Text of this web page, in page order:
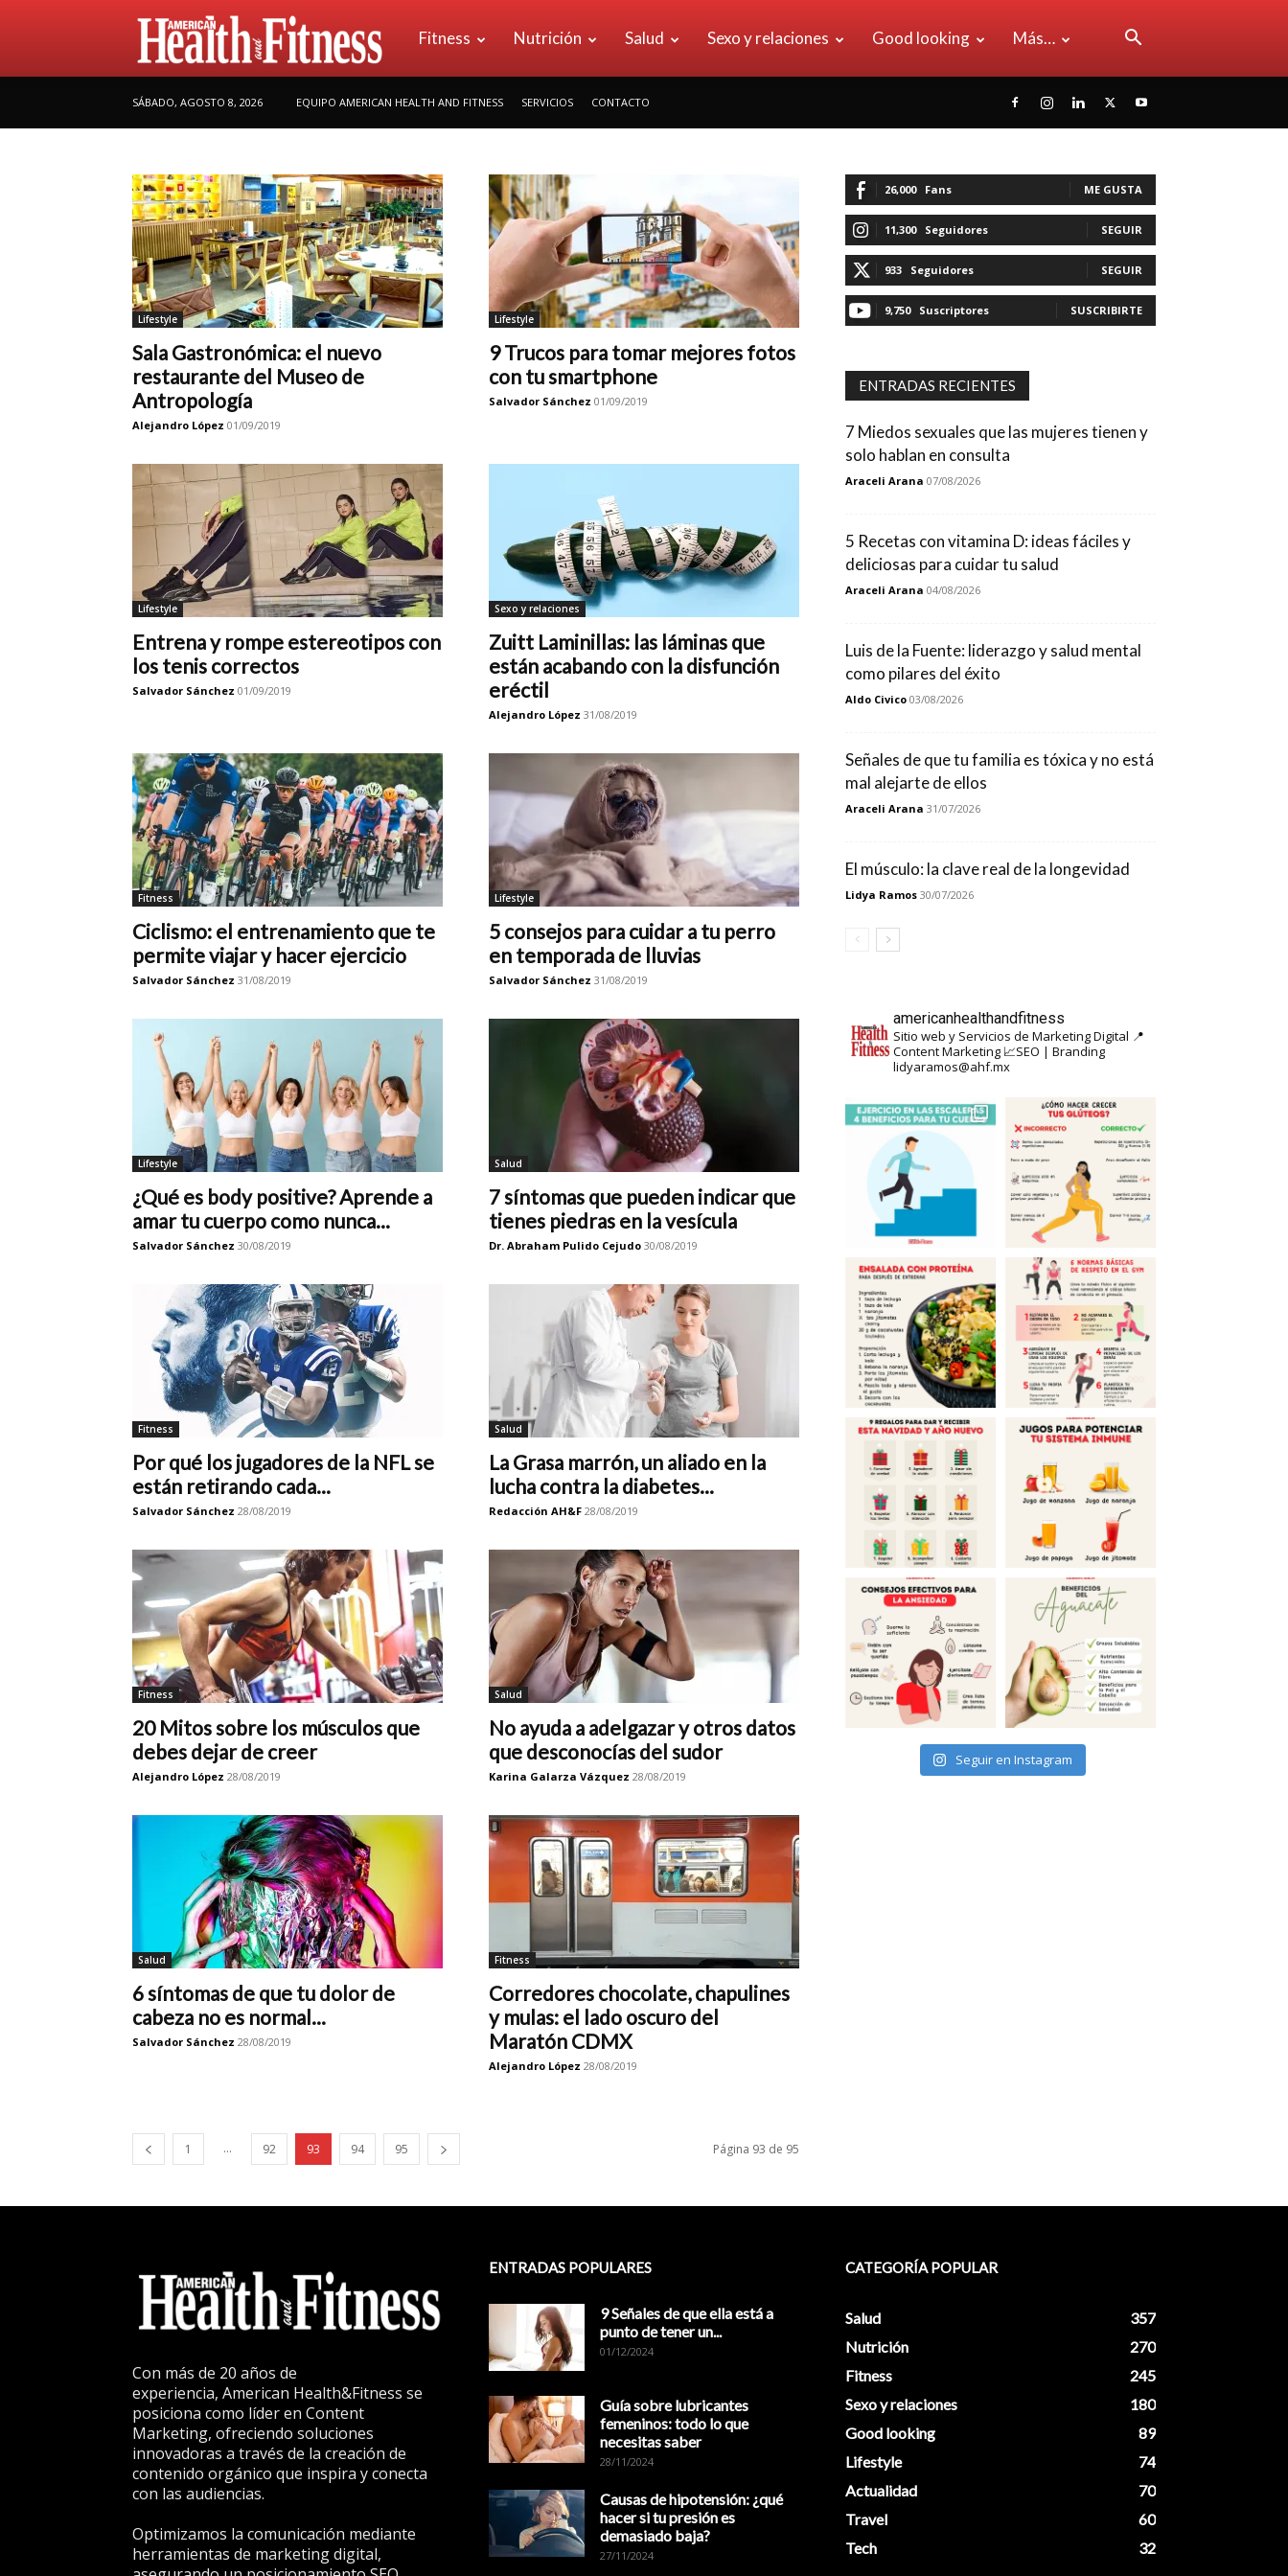
American
Fitness Nutrición Salud Sexo y relaciones Good looking Más…
SÁBADO, AGOSTO 8, 2026 EQUIPO AMERICAN HEALTH AND FITNESS SERVICIOS CONTACTO
Lifestyle
Sala Gastronómica: el nuevo
restaurante del Museo de
Antropología
Alejandro López 01/09/2019
Lifestyle
9 Trucos para tomar mejores fotos
con tu smartphone
Salvador Sánchez 01/09/2019
Lifestyle
Entrena y rompe estereotipos con
los tenis correctos
Salvador Sánchez 01/09/2019
Sexo y relaciones
Zuitt Laminillas: las láminas que
están acabando con la disfunción
eréctil
Alejandro López 31/08/2019
Fitness
Ciclismo: el entrenamiento que te
permite viajar y hacer ejercicio
Salvador Sánchez 31/08/2019
Lifestyle
5 consejos para cuidar a tu perro
en temporada de lluvias
Salvador Sánchez 31/08/2019
Lifestyle
¿Qué es body positive? Aprende a
amar tu cuerpo como nunca...
Salvador Sánchez 30/08/2019
Salud
7 síntomas que pueden indicar que
tienes piedras en la vesícula
Dr. Abraham Pulido Cejudo 30/08/2019
Fitness
Por qué los jugadores de la NFL se
están retirando cada...
Salvador Sánchez 28/08/2019
Salud
La Grasa marrón, un aliado en la
lucha contra la diabetes...
Redacción AH&F 28/08/2019
Fitness
20 Mitos sobre los músculos que
debes dejar de creer
Alejandro López 28/08/2019
Salud
No ayuda a adelgazar y otros datos
que desconocías del sudor
Karina Galarza Vázquez 28/08/2019
Salud
6 síntomas de que tu dolor de
cabeza no es normal...
Salvador Sánchez 28/08/2019
Fitness
Corredores chocolate, chapulines
y mulas: el lado oscuro del
Maratón CDMX
Alejandro López 28/08/2019
1 ... 92 93 94 95 Página 93 de 95
26,000 Fans ME GUSTA
11,300 Seguidores SEGUIR
933 Seguidores SEGUIR
9,750 Suscriptores SUSCRIBIRTE
ENTRADAS RECIENTES
7 Miedos sexuales que las mujeres tienen y
solo hablan en consulta
Araceli Arana 07/08/2026
5 Recetas con vitamina D: ideas fáciles y
deliciosas para cuidar tu salud
Araceli Arana 04/08/2026
Luis de la Fuente: liderazgo y salud mental
como pilares del éxito
Aldo Civico 03/08/2026
Señales de que tu familia es tóxica y no está
mal alejarte de ellos
Araceli Arana 31/07/2026
El músculo: la clave real de la longevidad
Lidya Ramos 30/07/2026
americanhealthandfitness
Sitio web y Servicios de Marketing Digital 📍
Content Marketing 📈SEO | Branding
lidyaramos@ahf.mx
Seguir en Instagram
Con más de 20 años de
experiencia, American Health&Fitness se
posiciona como líder en Content
Marketing, ofreciendo soluciones
innovadoras a través de la creación de
contenido orgánico que inspira y conecta
con las audiencias.
Optimizamos la comunicación mediante
herramientas de marketing digital,
ENTRADAS POPULARES
9 Señales de que ella está a
punto de tener un...
01/12/2024
Guía sobre lubricantes
femeninos: todo lo que
necesitas saber
28/11/2024
Causas de hipotensión: ¿qué
hacer si tu presión es
demasiado baja?
27/11/2024
CATEGORÍA POPULAR
Salud
357
Nutrición
270
Fitness
245
Sexo y relaciones
180
Good looking
89
Lifestyle
74
Actualidad
70
Travel
60
Tech
32